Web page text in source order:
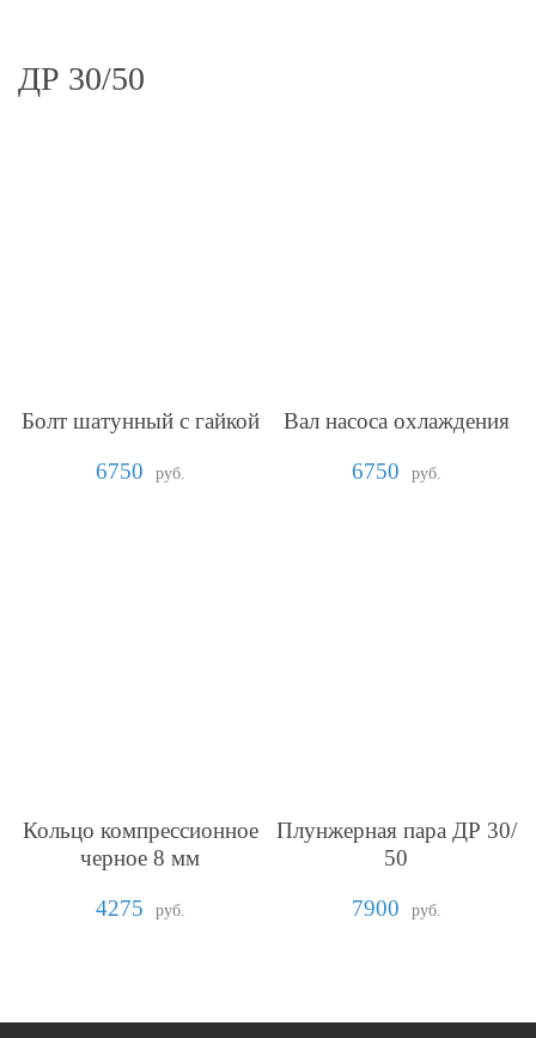
ДР 30/50
Болт шатунный с гайкой
6750
руб.
Вал насоса охлаждения
6750
руб.
Кольцо компрессионное
черное 8 мм
4275
руб.
Плунжерная пара ДР 30/
50
7900
руб.